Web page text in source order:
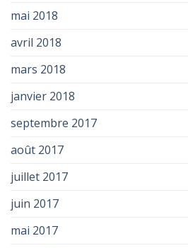
mai 2018
avril 2018
mars 2018
janvier 2018
septembre 2017
août 2017
juillet 2017
juin 2017
mai 2017